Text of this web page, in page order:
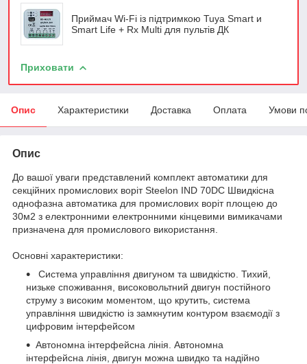
Приймач Wi-Fi із підтримкою Tuya Smart и
Smart Life + Rx Multi для пультів ДК
Приховати
Опис Характеристики Доставка Оплата Умови
Опис
До вашої уваги представлений комплект автоматики для
секційних промислових воріт Steelon IND 70DC Швидкісна
однофазна автоматика для промислових воріт площею до
30м2 з електронними електронними кінцевими вимикачами
призначена для промислового використання.
Основні характеристики:
Система управління двигуном та швидкістю. Тихий,
низьке споживання, високовольтний двигун постійного
струму з високим моментом, що крутить, система
управління швидкістю із замкнутим контуром взаємодії з
цифровим інтерфейсом
Автономна інтерфейсна лінія. Автономна
інтерфейсна лінія, двигун можна швидко та надійно